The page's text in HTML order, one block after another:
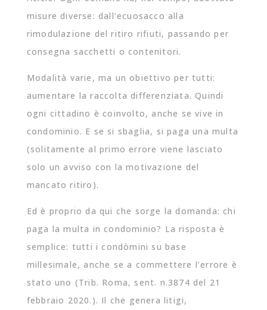
misure diverse: dall’ecuosacco alla
rimodulazione del ritiro rifiuti, passando per
consegna sacchetti o contenitori.
Modalità varie, ma un obiettivo per tutti:
aumentare la raccolta differenziata. Quindi
ogni cittadino è coinvolto, anche se vive in
condominio. E se si sbaglia, si paga una multa
(solitamente al primo errore viene lasciato
solo un avviso con la motivazione del
mancato ritiro).
Ed è proprio da qui che sorge la domanda: chi
paga la multa in condominio? La risposta è
semplice: tutti i condòmini su base
millesimale, anche se a commettere l’errore è
stato uno (Trib. Roma, sent. n.3874 del 21
febbraio 2020.). Il che genera litigi,